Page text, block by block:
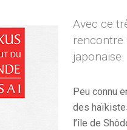
Avec ce
rencontre
japonaise.
Peu connu
des
l’île de